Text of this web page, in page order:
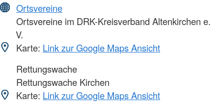
Ortsvereine
Ortsvereine im DRK-Kreisverband Altenkirchen e.
V.
Karte: Link zur Google Maps Ansicht
Rettungswache
Rettungswache Kirchen
Karte: Link zur Google Maps Ansicht